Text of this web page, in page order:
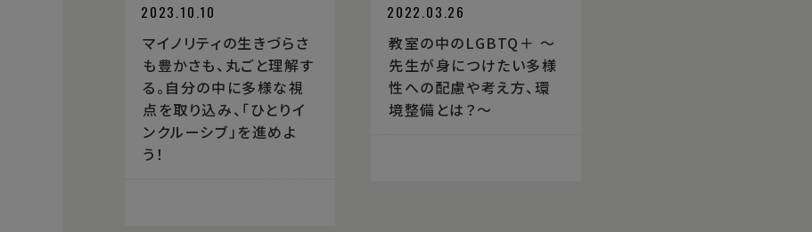
2023.10.10
マイノリティの生きづらさ
も豊かさも、丸ごと理解す
る。自分の中に多様な視
点を取り込み、「ひとりイ
ンクルーシブ」を進めよ
う！
2022.03.26
教室の中のLGBTQ＋ 〜
先生が身につけたい多様
性への配慮や考え方、環
境整備とは？〜